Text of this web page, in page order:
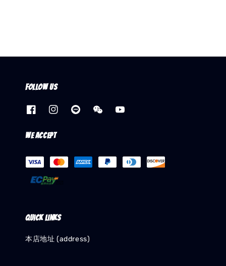
Follow us
We accept
Quick links
本店地址 (address)